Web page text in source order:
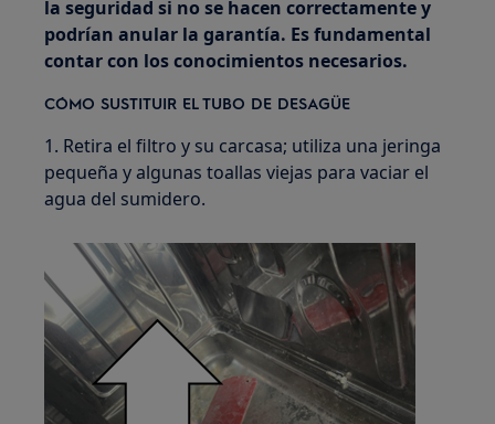
la seguridad si no se hacen correctamente y
podrían anular la garantía. Es fundamental
contar con los conocimientos necesarios.
CÓMO SUSTITUIR EL TUBO DE DESAGÜE
1. Retira el filtro y su carcasa; utiliza una jeringa
pequeña y algunas toallas viejas para vaciar el
agua del sumidero.